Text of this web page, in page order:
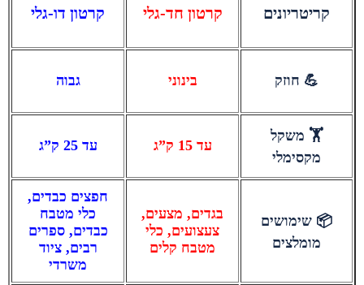
קריטריונים קרטון חד-גלי קרטון דו-גלי
💪 חוזק בינוני גבוה
🏋️ משקל
מקסימלי
עד 15 ק”ג עד 25 ק”ג
📦 שימושים
מומלצים
בגדים, מצעים,
צעצועים, כלי
מטבח קלים
חפצים כבדים,
כלי מטבח
כבדים, ספרים
רבים, ציוד
משרדי